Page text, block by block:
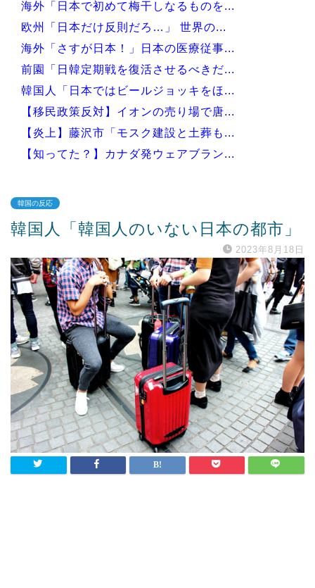
海外「日本で初めて梅干しなるものを...
欧州「日本だけ反則だろ…」 世界の...
海外「さすが日本！」日本の医療従事...
前園「日韓定期戦を復活させるべきだ...
韓国人「日本ではビールジョッキをほ...
【移民政策反対】イオンの売り場で唐...
【炎上】藤沢市「モスク建設と土葬も...
【知ってた？】カナダ発ウェアブラン...
Powered by livedoor 相互RSS
韓国の反応
韓国人「韓国人のいない日本の都市」
2023年8月18日